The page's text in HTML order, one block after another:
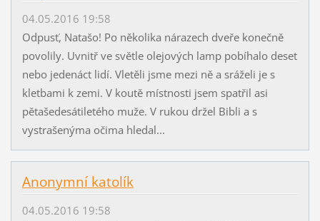
04.05.2016 19:58
Odpusť, Natašo! Po několika nárazech dveře konečně
povolily. Uvnitř ve světle olejových lamp pobíhalo deset
nebo jedenáct lidí. Vletěli jsme mezi ně a sráželi je s
kletbami k zemi. V koutě místnosti jsem spatřil asi
pětašedesátiletého muže. V rukou držel Bibli a s
vystrašenýma očima hledal...
Anonymní katolík
04.05.2016 19:58